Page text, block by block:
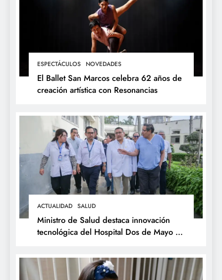
ESPECTÁCULOS NOVEDADES
El Ballet San Marcos celebra 62 años de
creación artística con Resonancias
ACTUALIDAD SALUD
Ministro de Salud destaca innovación
tecnológica del Hospital Dos de Mayo y
Galen